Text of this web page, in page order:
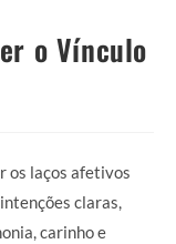
o Vínculo
os laços afetivos
claras,
carinho e